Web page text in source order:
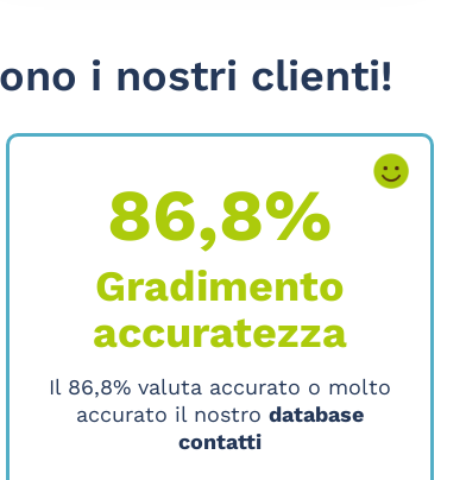
i nostri clienti!
86,8%
Gradimento
accuratezza
Il 86,8% valuta accurato o molto
accurato il nostro database
contatti